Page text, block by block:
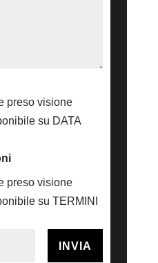
preso visione
su DATA
preso visione
su TERMINI
INVIA